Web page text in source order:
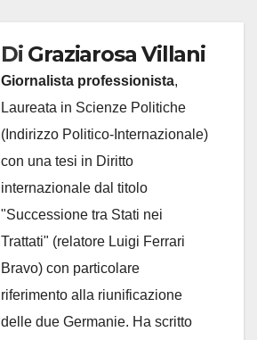
Di Graziarosa Villani
Giornalista professionista,
Laureata in Scienze Politiche
(Indirizzo Politico-Internazionale)
con una tesi in Diritto
internazionale dal titolo
"Successione tra Stati nei
Trattati" (relatore Luigi Ferrari
Bravo) con particolare
riferimento alla riunificazione
delle due Germanie. Ha scritto